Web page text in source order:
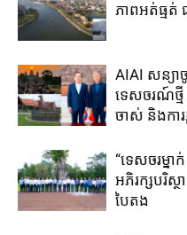
ភាពអត់ធ្ម
AIAI សន្យា
ទេសចរណ៍ថ្
ចាស់​ និង​ការ​
“ទេសចរម្នា
អភិរក្សបរិស្
បៃតង